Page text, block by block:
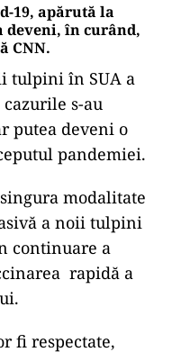
19, apărută la
deveni, în curând,
CNN.
tulpini în SUA a
s-au
putea deveni o
pandemiei.
modalitate
a noii tulpini
continuare a
rapidă a